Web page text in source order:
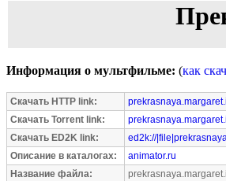
Информация о мультфильме: (как
Скачать HTTP link:
Скачать Torrent link:
Скачать ED2K link:
ed2k://
Описание в каталогах:
animator.ru
Название файла: